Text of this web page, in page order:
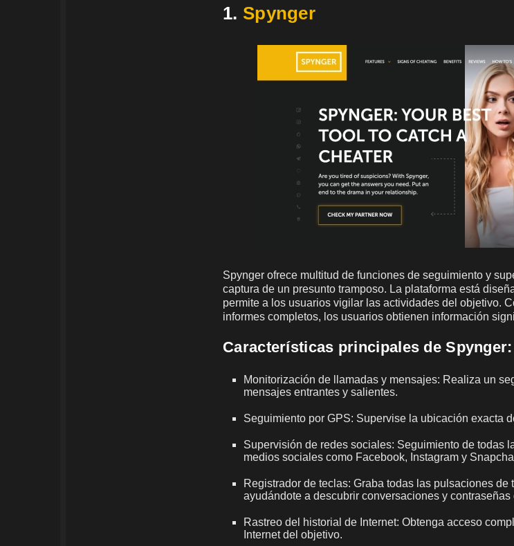
1. Spynger
Spynger ofrece multitud de funciones de seguimiento y
captura de un presunto tramposo. La plataforma está
permite a los usuarios vigilar las actividades del objetivo.
informes completos, los usuarios obtienen información
Características principales de Spynger:
Monitorización de llamadas y mensajes: Realiza un
mensajes entrantes y salientes.
Seguimiento por GPS: Supervise la ubicación exacta
Supervisión de redes sociales: Seguimiento de todas
medios sociales como Facebook, Instagram y
Registrador de teclas: Graba todas las pulsaciones
ayudándote a descubrir conversaciones y contraseñas
Rastreo del historial de Internet: Obtenga acceso
Internet del objetivo.